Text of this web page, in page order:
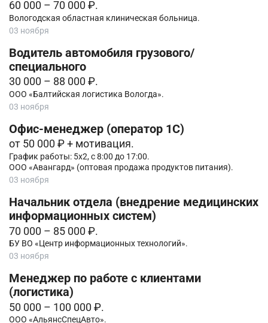
60 000 – 70 000 ₽.
Вологодская областная клиническая больница.
03 ноября
Водитель автомобиля грузового/
специального
30 000 – 88 000 ₽.
ООО «Балтийская логистика Вологда».
03 ноября
Офис-менеджер (оператор 1С)
от 50 000 ₽ + мотивация.
График работы: 5х2, с 8:00 до 17:00.
ООО «Авангард» (оптовая продажа продуктов питания).
03 ноября
Начальник отдела (внедрение медицинских
информационных систем)
70 000 – 85 000 ₽.
БУ ВО «Центр информационных технологий».
03 ноября
Менеджер по работе с клиентами
(логистика)
50 000 – 100 000 ₽.
ООО «АльянсСпецАвто».